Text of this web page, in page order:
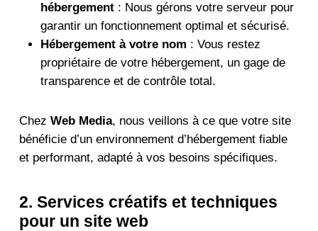
hébergement: Nous gérons votre serveur pour
garantir un fonctionnement optimal et sécurisé.
Hébergement à votre nom : Vous restez
propriétaire de votre hébergement, un gage de
transparence et de contrôle total.
Chez Web Media, nous veillons à ce que votre site
bénéficie d’un environnement d’hébergement fiable
et performant, adapté à vos besoins spécifiques.
2. Services créatifs et techniques
pour un site web